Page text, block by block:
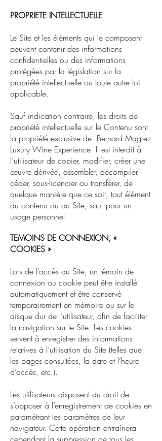
PROPRIETE INTELLECTUELLE
Le Site et les éléments qui le composent
peuvent contenir des informations
confidentielles ou des informations
protégées par la législation sur la
propriété intellectuelle ou toute autre loi
applicable.
Sauf indication contraire, les droits de
propriété intellectuelle sur le Contenu sont
la propriété exclusive de Bernard Magrez
Luxury Wine Experience. Il est interdit à
l’utilisateur de copier, modifier, créer une
œuvre dérivée, assembler, décompiler,
céder, sous-licencier ou transférer, de
quelque manière que ce soit, tout élément
du contenu ou du Site, sauf pour un
usage personnel.
TEMOINS DE CONNEXION, «
COOKIES »
Lors de l’accès au Site, un témoin de
connexion ou cookie peut être installé
automatiquement et être conservé
temporairement en mémoire ou sur le
disque dur de l’utilisateur, afin de faciliter
la navigation sur le Site. Les cookies
servent à enregistrer des informations
relatives à l’utilisation du Site (telles que
les pages consultées, la date et l’heure
d’accès, etc.).
Les utilisateurs disposent du droit de
s’opposer à l’enregistrement de cookies en
paramétrant les paramètres de leur
navigateur. Cette opération entraînera